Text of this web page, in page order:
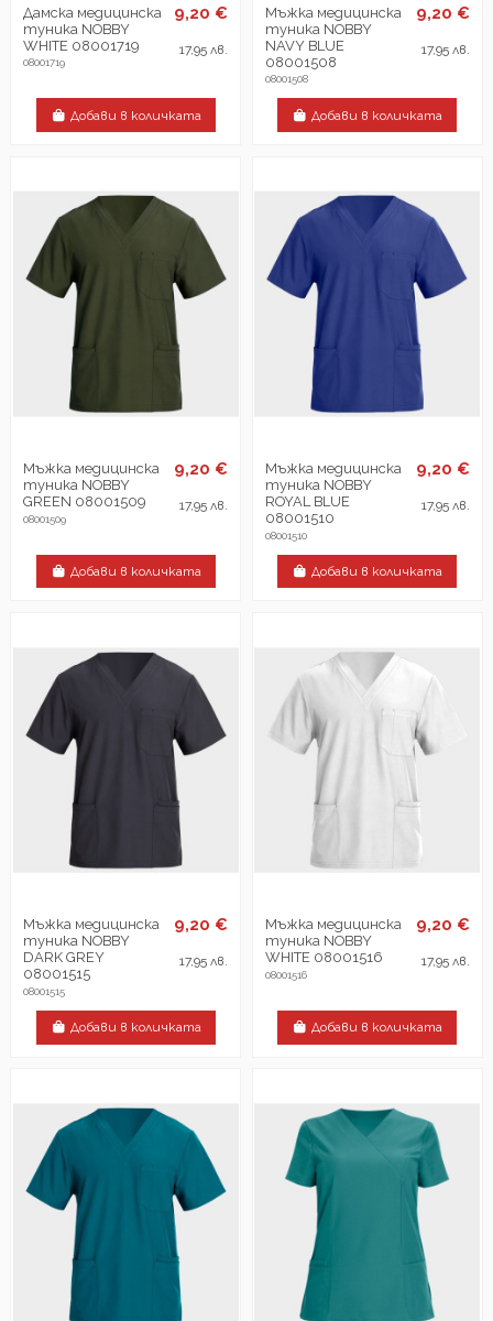
Дамска медицинска
туника NOBBY
WHITE 08001719
08001719
9,20 €
17,95 лв.
Добави в количката
Мъжка медицинска
туника NOBBY
NAVY BLUE
08001508
08001508
9,20 €
17,95 лв.
Добави в количката
Мъжка медицинска
туника NOBBY
GREEN 08001509
08001509
9,20 €
17,95 лв.
Добави в количката
Мъжка медицинска
туника NOBBY
ROYAL BLUE
08001510
08001510
9,20 €
17,95 лв.
Добави в количката
Мъжка медицинска
туника NOBBY
DARK GREY
08001515
08001515
9,20 €
17,95 лв.
Добави в количката
Мъжка медицинска
туника NOBBY
WHITE 08001516
08001516
9,20 €
17,95 лв.
Добави в количката